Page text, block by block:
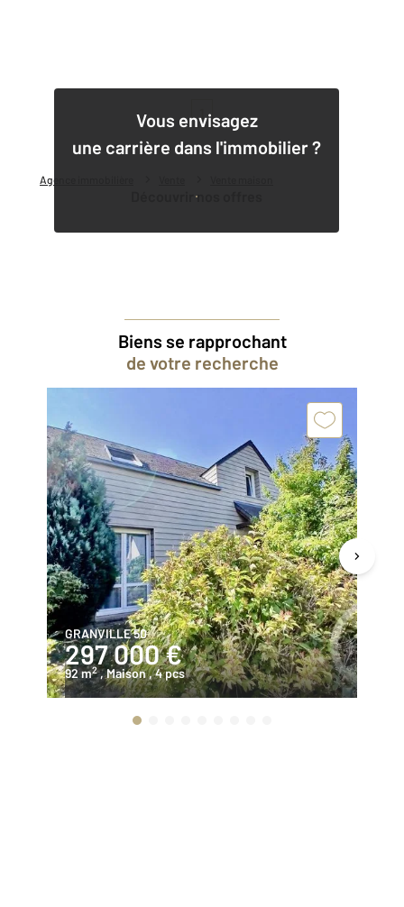
Agence immobilière
Vous envisagez
une carrière dans l'immobilier ?
Découvrir nos offres
1
Biens se rapprochant
de votre recherche
GRANVILLE 50
297 000 €
92 m2 , Maison, 4 pcs